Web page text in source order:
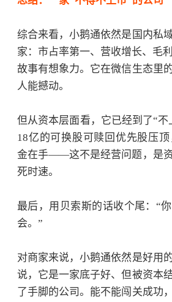
综合来看，小鹅通依然是国内私
家：市占率第一、营收增长、毛
故事有想象力。它在微信生态里
人能撼动。
但从资本层面看，它已经到了“不
18亿的可换股可赎回优先股压
金在手——这不是经营问题，是
死时速。
最后，用贝索斯的话收个尾： “
会。”
对商家来说，小鹅通依然是好用
说，它是一家底子好、但被资本
了手脚的公司。能不能闯关成功